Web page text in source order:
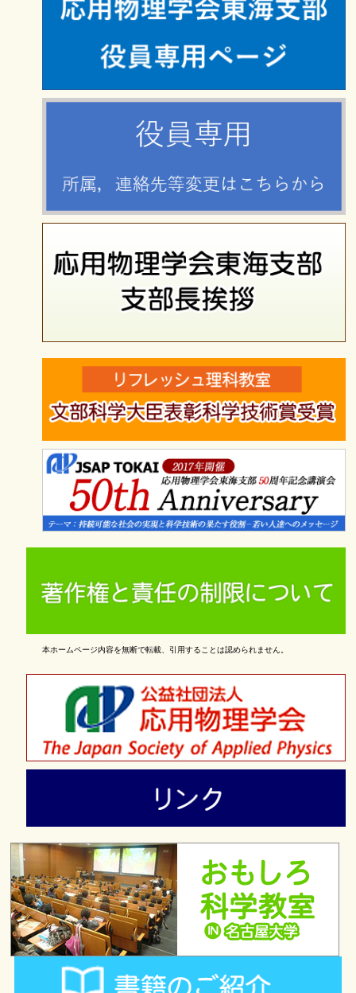
本ホームページ内容を無断で転載、引用することは認められません。